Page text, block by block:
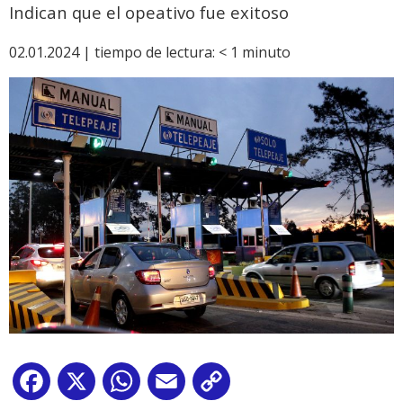
Indican que el opeativo fue exitoso
02.01.2024 | tiempo de lectura: < 1 minuto
Facebook
X WhatsApp
Email